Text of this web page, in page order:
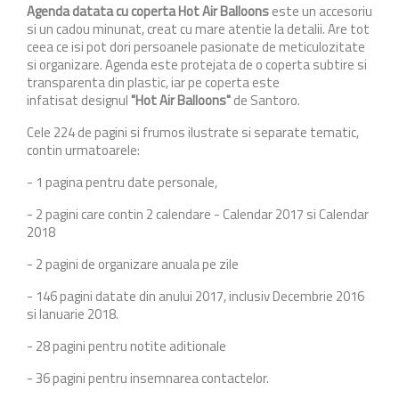
Agendadatata cu copertaHot Air Balloonseste un accesoriu
si un cadou minunat, creat cu mare atentie la detalii. Are tot
ceea ce isi pot dori persoanele pasionate de meticulozitate
si organizare. Agenda este protejata de o coperta subtire si
transparenta din plastic, iar pe coperta este
infatisat designul "Hot Air Balloons"de Santoro.
Cele 224 de pagini si frumos ilustrate si separate tematic,
contin urmatoarele:
- 1 pagina pentru date personale,
- 2 pagini care contin 2 calendare - Calendar 2017 si Calendar
2018
- 2 pagini de organizare anuala pe zile
- 146 pagini datate din anului 2017, inclusiv Decembrie 2016
si Ianuarie 2018.
- 28 pagini pentru notite aditionale
- 36 pagini pentru insemnarea contactelor.